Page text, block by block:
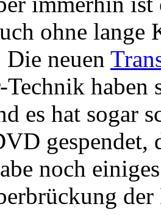
ohne lange
neuen
haben
es hat sogar
noch